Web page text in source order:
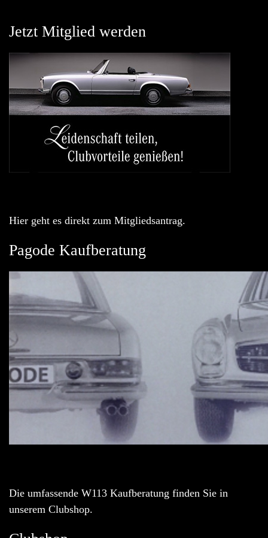
Jetzt Mitglied werden
Hier geht es direkt zum Mitgliedsantrag.
Pagode Kaufberatung
Die umfassende W113 Kaufberatung finden Sie in
unserem Clubshop.